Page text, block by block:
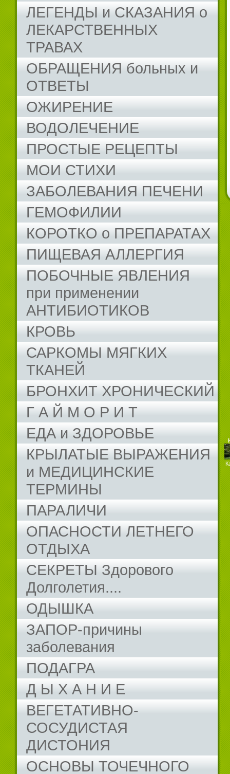
ЛЕГЕНДЫ и СКАЗАНИЯ о
ЛЕКАРСТВЕННЫХ
ТРАВАХ
ОБРАЩЕНИЯ больных и
ОТВЕТЫ
ОЖИРЕНИЕ
ВОДОЛЕЧЕНИЕ
ПРОСТЫЕ РЕЦЕПТЫ
МОИ СТИХИ
ЗАБОЛЕВАНИЯ ПЕЧЕНИ
ГЕМОФИЛИИ
КОРОТКО о ПРЕПАРАТАХ
ПИЩЕВАЯ АЛЛЕРГИЯ
ПОБОЧНЫЕ ЯВЛЕНИЯ
при применении
АНТИБИОТИКОВ
КРОВЬ
САРКОМЫ МЯГКИХ
ТКАНЕЙ
БРОНХИТ ХРОНИЧЕСКИЙ
Г А Й М О Р И Т
ЕДА и ЗДОРОВЬЕ
КРЫЛАТЫЕ ВЫРАЖЕНИЯ
и МЕДИЦИНСКИЕ
ТЕРМИНЫ
ПАРАЛИЧИ
ОПАСНОСТИ ЛЕТНЕГО
ОТДЫХА
СЕКРЕТЫ Здорового
Долголетия....
ОДЫШКА
ЗАПОР-причины
заболевания
ПОДАГРА
Д Ы Х А Н И Е
ВЕГЕТАТИВНО-
СОСУДИСТАЯ
ДИСТОНИЯ
ОСНОВЫ ТОЧЕЧНОГО